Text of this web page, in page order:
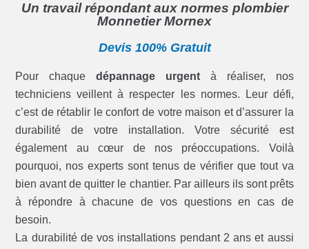
Un travail répondant aux normes plombier
Monnetier Mornex
Devis 100% Gratuit
Pour chaquedépannage urgent à réaliser, nos
techniciens veillent à respecter les normes. Leur défi,
c’est de rétablir le confort de votre maison et d’assurer la
durabilité de votre installation. Votre sécurité est
également au cœur de nos préoccupations. Voilà
pourquoi, nos experts sont tenus de vérifier que tout va
bien avant de quitter le chantier. Par ailleurs ils sont prêts
à répondre à chacune de vos questions en cas de
besoin.
La durabilité de vos installations pendant 2 ans et aussi